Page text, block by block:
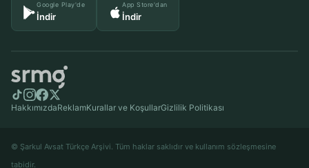
Google Play'de
İndir
App Store'dan
İndir
HakkımızdaReklamKurallar ve KoşullarGizlilik Politikası
© Şarkul Avsat Türkçe Arşivi. Tüm haklar saklıdır ve kullanım sözleşmesine
tabidir.